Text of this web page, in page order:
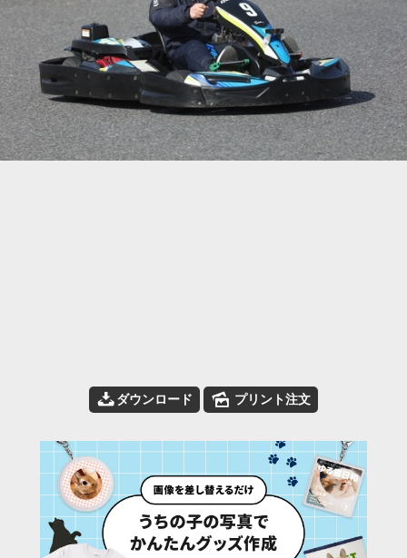
📥ダウンロード 🌄 プリント注文